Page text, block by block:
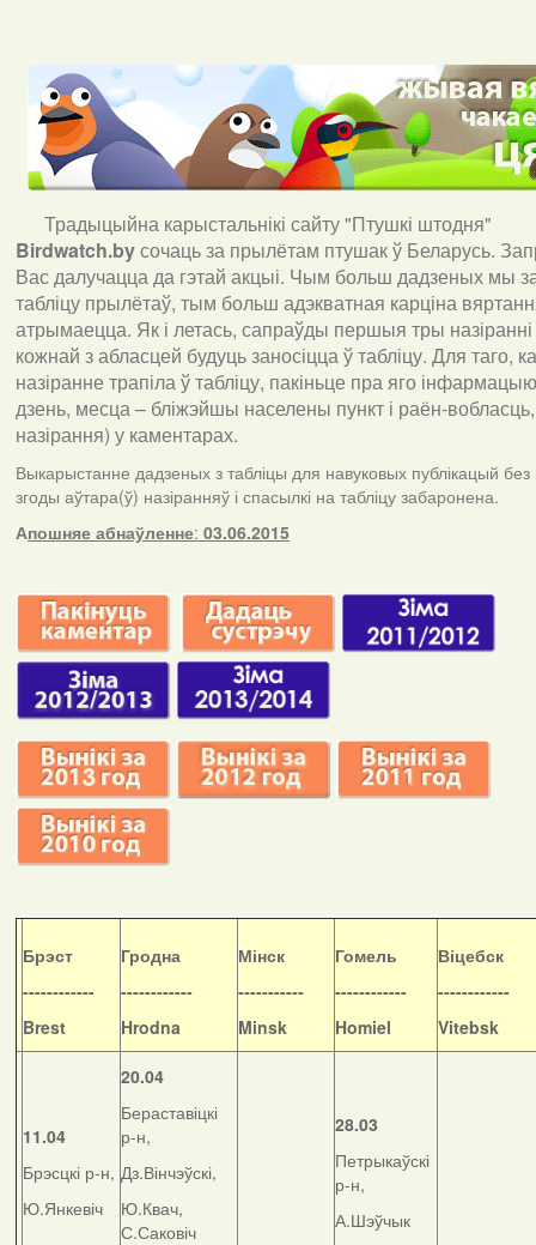
Традыцыйна карыстальнікі сайту "Птушкі штодня"
Birdwatch.byсочаць за прылётам птушак ў Беларусь.
Вас далучацца да гэтай акцыі. Чым больш дадзеных мы
табліцу прылётаў, тым больш адэкватная карціна
атрымаецца. Як і летась, сапраўды першыя тры
кожнай з абласцей будуць заносіцца ў табліцу. Для таго,
назіранне трапіла ў табліцу, пакіньце пра яго
дзень, месца – бліжэйшы населены пункт і раён-
назірання) у каментарах.
Выкарыстанне дадзеных з табліцы для навуковых публікацый без
згоды аўтара(ў) назіранняў і спасылкі на табліцу забаронена.
Апошняе абнаўленне: 03.06.2015
Брэст
------------
Brest
Гродна
------------
Hrodna
Мінск
-----------
Minsk
Гомель
------------
Homiel
Віцебск
------------
Vitebsk
11.04
Брэсцкі р-н,
Ю.Янкевіч
20.04
Бераставіцкі
р-н,
Дз.Вінчэўскі,
Ю.Квач,
С.Саковіч
28.03
Петрыкаўскі
р-н,
А.Шэўчык